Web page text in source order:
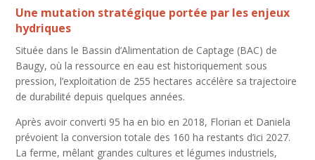
Une mutation stratégique portée par les enjeux
hydriques
Située dans le Bassin d’Alimentation de Captage (BAC) de
Baugy, où la ressource en eau est historiquement sous
pression, l’exploitation de 255 hectares accélère sa trajectoire
de durabilité depuis quelques années.
Après avoir converti 95 ha en bio en 2018, Florian et Daniela
prévoient la conversion totale des 160 ha restants d’ici 2027.
La ferme, mêlant grandes cultures et légumes industriels,